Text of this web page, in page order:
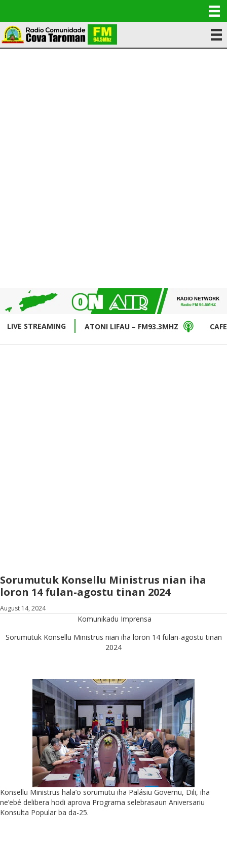
LIVE STREAMING ATONI LIFAU – FM93.3MHZ
Sorumutuk Konsellu Ministrus nian iha
loron 14 fulan-agostu tinan 2024
August 14, 2024
Komunikadu Imprensa
Sorumutuk Konsellu Ministrus nian iha loron 14 fulan-agostu tinan
2024
Konsellu Ministrus hala’o sorumutu iha Palásiu Governu, Dili, iha
ne’ebé delibera hodi aprova Programa selebrasaun Aniversariu
Konsulta Popular ba da-25.